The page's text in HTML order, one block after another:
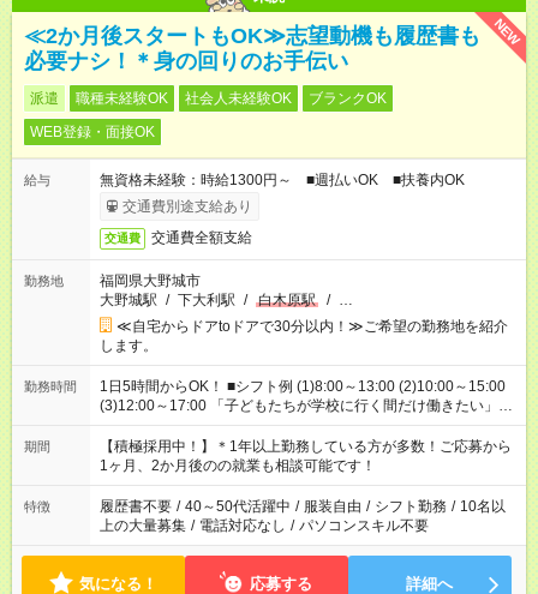
NEW
≪2か月後スタートもOK≫志望動機も履歴書も
必要ナシ！＊身の回りのお手伝い
派遣 職種未経験OK 社会人未経験OK
ブランクOK
WEB登録・面接OK
給与
無資格未経験：時給1300円～ ■週払いOK ■扶養内OK
交通費別途支給あり
交通費 交通費全額支給
勤務地
福岡県大野城市
大野城駅 / 下大利駅 / 白木原駅 / …
≪自宅からドアtoドアで30分以内！≫ご希望の勤務地を紹介
します。
勤務時間
1日5時間からOK！ ■シフト例 (1)8:00～13:00 (2)10:00～15:00
(3)12:00～17:00 「子どもたちが学校に行く間だけ働きたい」
「余裕を持って夕飯の準備がしたい」 「午前中は働いて、午後
はプライベートの時間にしたい」 など、ご希望を教えてくださ
いね。 ※Wワーク希望の方へ 今ご覧のお仕事で希望する勤務時
間と、もう1つのお仕事の勤務時間。 合計で週40時間を超える
場合は応募できません。
期間
【積極採用中！】＊1年以上勤務している方が多数！ご応募から
1ヶ月、2か月後のの就業も相談可能です！
特徴 履歴書不要 / 40～50代活躍中 / 服装自由 / シフト勤務 / 10名以
上の大量募集 / 電話対応なし / パソコンスキル不要
気になる！ 応募する 詳細へ